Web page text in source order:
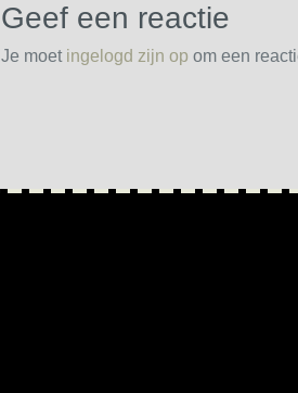
Geef een reactie
Je moet ingelogd zijn op om een